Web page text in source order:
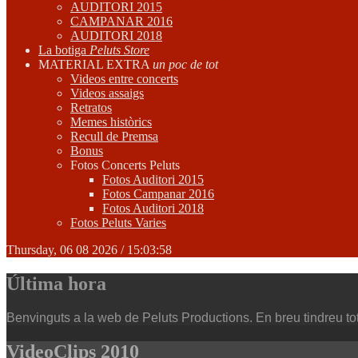
AUDITORI 2015
CAMPANAR 2016
AUDITORI 2018
La botiga Peluts Store
MATERIAL EXTRA un poc de tot
Videos entre concerts
Videos assaigs
Retratos
Memes històrics
Recull de Premsa
Bonus
Fotos Concerts Peluts
Fotos Auditori 2015
Fotos Campanar 2016
Fotos Auditori 2018
Fotos Peluts Varies
Thursday, 06 08 2026 / 15:03:59
Última hora
Benvinguts a la web de Peluts Productions. En breu tindreu
VideoClips 2010